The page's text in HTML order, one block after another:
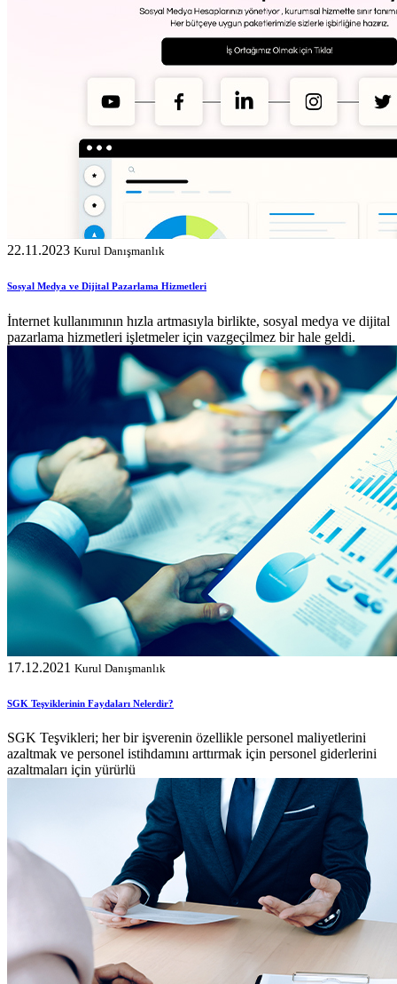
22.11.2023 Kurul Danışmanlık
Sosyal Medya ve Dijital Pazarlama Hizmetleri
İnternet kullanımının hızla artmasıyla birlikte, sosyal medya ve dijital
pazarlama hizmetleri işletmeler için vazgeçilmez bir hale geldi.
17.12.2021 Kurul Danışmanlık
SGK Teşviklerinin Faydaları Nelerdir?
SGK Teşvikleri; her bir işverenin özellikle personel maliyetlerini
azaltmak ve personel istihdamını arttırmak için personel giderlerini
azaltmaları için yürürlü